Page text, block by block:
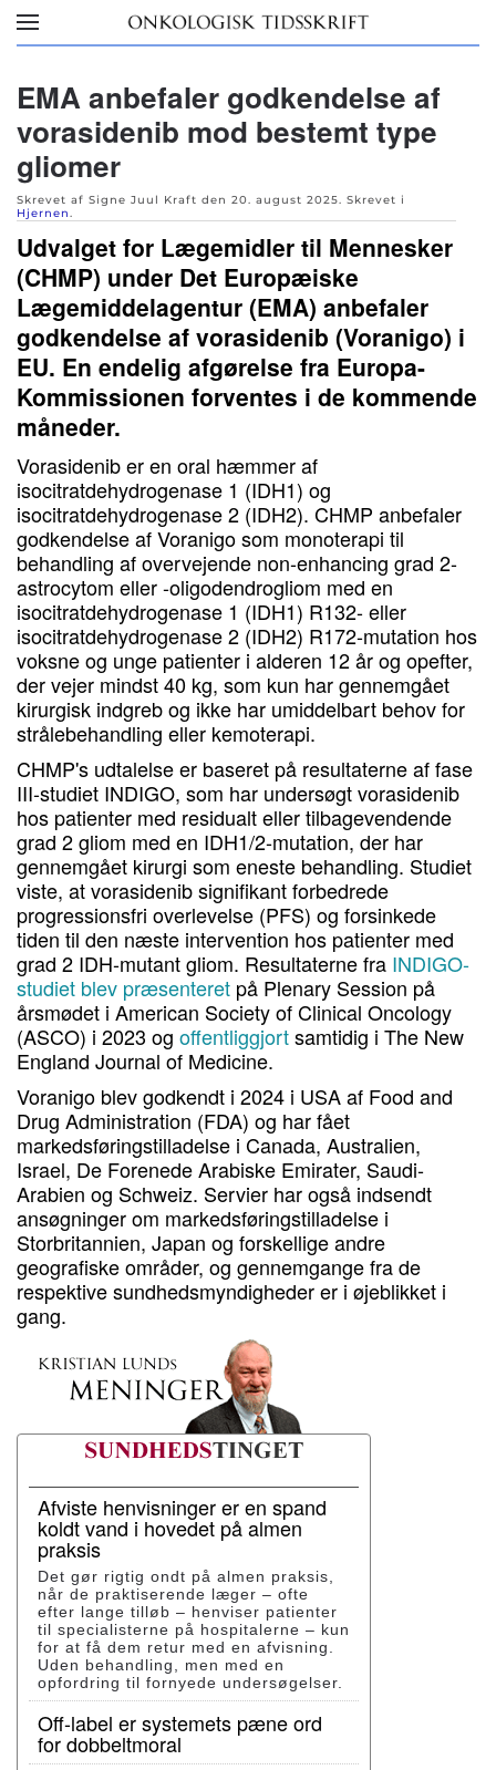
Skip to main content
EMA anbefaler godkendelse af
vorasidenib mod bestemt type
gliomer
Skrevet af Signe Juul Kraft den 20. august 2025. Skrevet i
Hjernen.
Udvalget for Lægemidler til Mennesker
(CHMP) under Det Europæiske
Lægemiddelagentur (EMA) anbefaler
godkendelse af vorasidenib (Voranigo) i
EU. En endelig afgørelse fra Europa-
Kommissionen forventes i de kommende
måneder.
Vorasidenib er en oral hæmmer af
isocitratdehydrogenase 1 (IDH1) og
isocitratdehydrogenase 2 (IDH2). CHMP anbefaler
godkendelse af Voranigo som monoterapi til
behandling af overvejende non-enhancing grad 2-
astrocytom eller -oligodendrogliom med en
isocitratdehydrogenase 1 (IDH1) R132- eller
isocitratdehydrogenase 2 (IDH2) R172-mutation hos
voksne og unge patienter i alderen 12 år og opefter,
der vejer mindst 40 kg, som kun har gennemgået
kirurgisk indgreb og ikke har umiddelbart behov for
strålebehandling eller kemoterapi.
CHMP's udtalelse er baseret på resultaterne af fase
III-studiet INDIGO, som har undersøgt vorasidenib
hos patienter med residualt eller tilbagevendende
grad 2 gliom med en IDH1/2-mutation, der har
gennemgået kirurgi som eneste behandling. Studiet
viste, at vorasidenib signifikant forbedrede
progressionsfri overlevelse (PFS) og forsinkede
tiden til den næste intervention hos patienter med
grad 2 IDH-mutant gliom. Resultaterne fra INDIGO-
studiet blev præsenteret på Plenary Session på
årsmødet i American Society of Clinical Oncology
(ASCO) i 2023 og offentliggjortsamtidig i The New
England Journal of Medicine.
Voranigo blev godkendt i 2024 i USA af Food and
Drug Administration (FDA) og har fået
markedsføringstilladelse i Canada, Australien,
Israel, De Forenede Arabiske Emirater, Saudi-
Arabien og Schweiz. Servier har også indsendt
ansøgninger om markedsføringstilladelse i
Storbritannien, Japan og forskellige andre
geografiske områder, og gennemgange fra de
respektive sundhedsmyndigheder er i øjeblikket i
gang.
Afviste henvisninger er en spand
koldt vand i hovedet på almen
praksis
Det gør rigtig ondt på almen praksis,
når de praktiserende læger – ofte
efter lange tilløb – henviser patienter
til specialisterne på hospitalerne – kun
for at få dem retur med en afvisning.
Uden behandling, men med en
opfordring til fornyede undersøgelser.
Off-label er systemets pæne ord
for dobbeltmoral